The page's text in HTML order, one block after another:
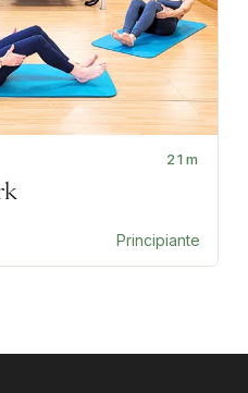
21m
Principiante